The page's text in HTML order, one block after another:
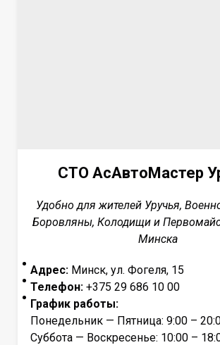
СТО АсАвтоМастер
Удобно для жителей Уручья,
Боровляны, Колодищи и
Минска
Адрес: Минск, ул. Фогеля, 15
Телефон: +375 29 686 10 00
График работы:
Понедельник — Пятница: 9:00 –
Суббота — Воскресенье: 10:00 –